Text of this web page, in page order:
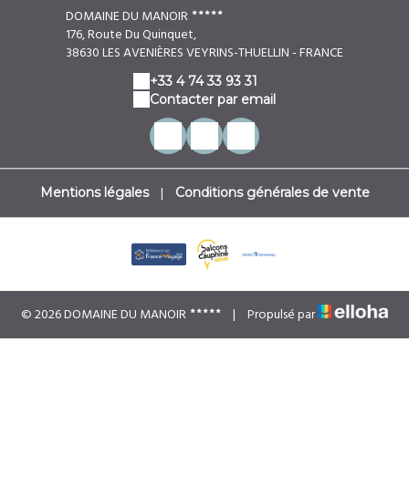
DOMAINE DU MANOIR
176, Route Du Quinquet,
38630 LES AVENIÈRES VEYRINS-THUELLIN - FRANCE
+33 4 74 33 93 31
Contacter par email
Mentions légales | Conditions générales de vente
© 2026 DOMAINE DU MANOIR | Propulsé par